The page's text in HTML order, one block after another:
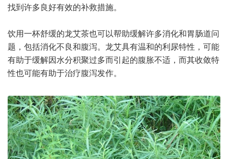
找到许多良好有效的补救措施。
饮用一杯舒缓的龙艾茶也可以帮助缓解许多消化和胃肠道问
题，包括消化不良和腹泻。龙艾具有温和的利尿特性，可能
有助于缓解因水分积聚过多而引起的腹胀不适，而其收敛特
性也可能有助于治疗腹泻发作。